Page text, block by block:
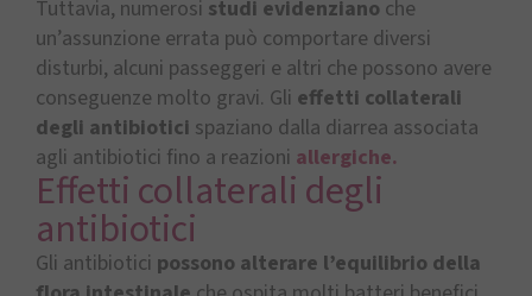
Tuttavia, numerosi studi evidenziano che
un’assunzione errata può comportare diversi
disturbi, alcuni passeggeri e altri che possono avere
conseguenze molto gravi. Gli effetti collaterali
degli antibiotici spaziano dalla diarrea associata
agli antibiotici fino a reazioni allergiche.
Effetti collaterali degli
antibiotici
Gli antibiotici possono alterare l’equilibrio della